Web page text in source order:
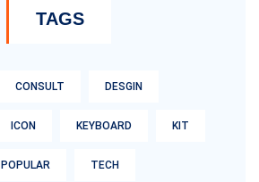
TAGS
CONSULT DESGIN
ICON KEYBOARD KIT
POPULAR TECH